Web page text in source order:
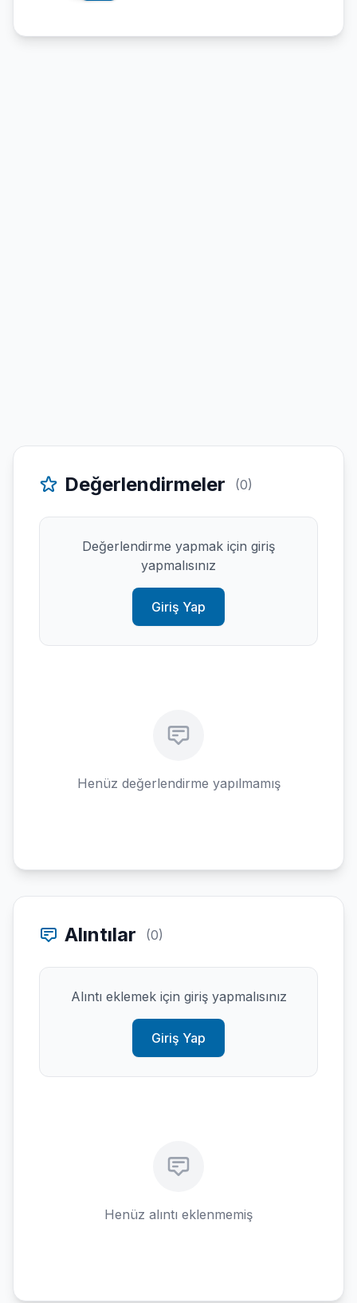
Değerlendirmeler (0)
Değerlendirme yapmak için giriş
yapmalısınız
Giriş Yap
Henüz değerlendirme yapılmamış
Alıntılar (0)
Alıntı eklemek için giriş yapmalısınız
Giriş Yap
Henüz alıntı eklenmemiş